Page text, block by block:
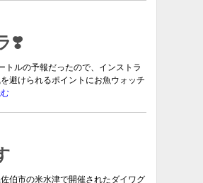
❣️
トルの予報だったので、インストラ
避けられるポイントにお魚ウォッチ
伯市の米水津で開催されたダイワグ